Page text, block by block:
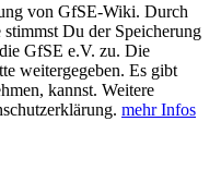
von GfSE-Wiki. Durch
Du der Speicherung
GfSE e.V. zu. Die
weitergegeben. Es gibt
kannst. Weitere
mehr Infos